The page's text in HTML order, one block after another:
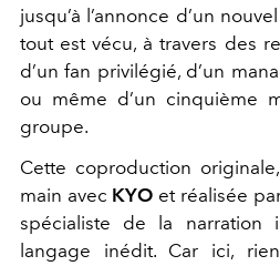
jusqu’à l’annonce d’un
tout est vécu, à travers des
d’un fan privilégié, d’un
ou même d’un cinquième
groupe.
Cette coproduction
main avec KYO et réalisée
spécialiste de la narration
langage inédit. Car ici,